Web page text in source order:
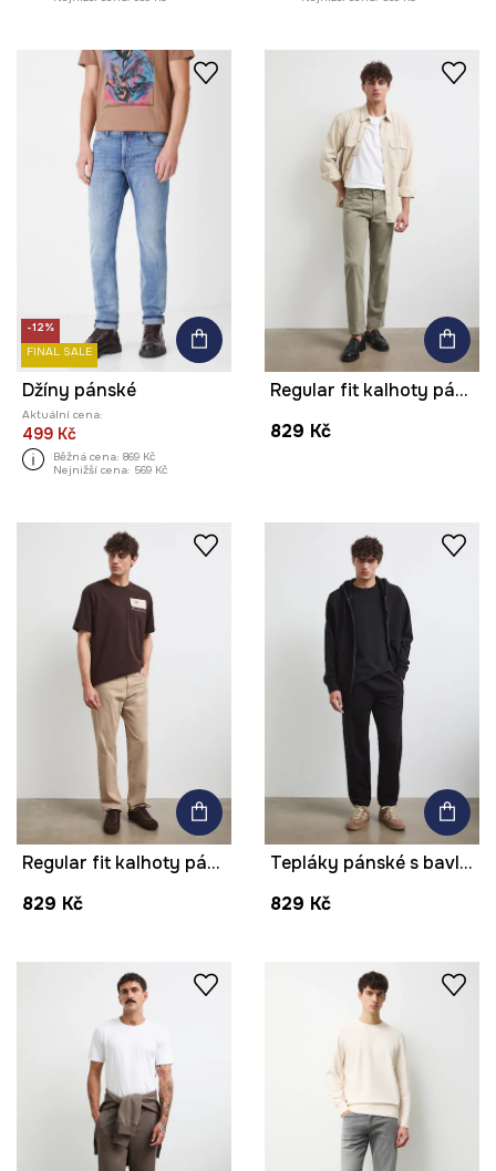
-12%
FINAL SALE
Džíny pánské
Aktuální cena:
499 Kč
Běžná cena: 869 Kč
Nejnižší cena: 569 Kč
Regular fit kalhoty pánské bavlněné s elastanem hladké
829 Kč
Regular fit kalhoty pánské bavlněné s elastanem hladké
829 Kč
Tepláky pánské s bavlnou
829 Kč